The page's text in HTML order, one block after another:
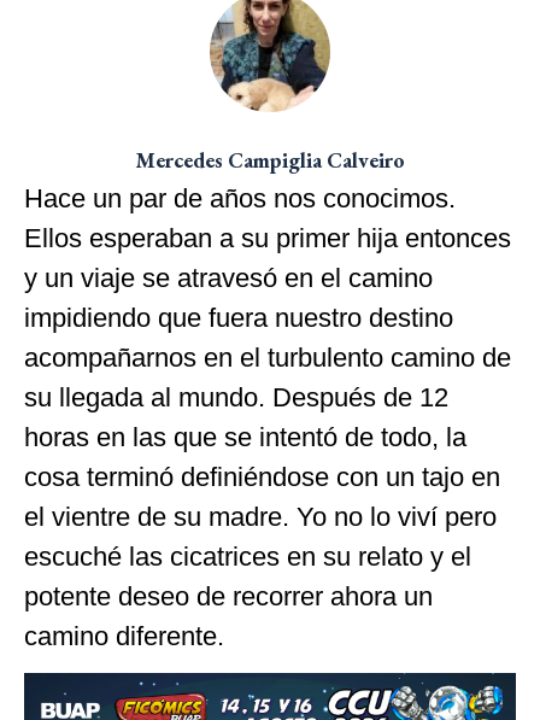
Mercedes Campiglia Calveiro
Hace un par de años nos conocimos.
Ellos esperaban a su primer hija entonces
y un viaje se atravesó en el camino
impidiendo que fuera nuestro destino
acompañarnos en el turbulento camino de
su llegada al mundo. Después de 12
horas en las que se intentó de todo, la
cosa terminó definiéndose con un tajo en
el vientre de su madre. Yo no lo viví pero
escuché las cicatrices en su relato y el
potente deseo de recorrer ahora un
camino diferente.